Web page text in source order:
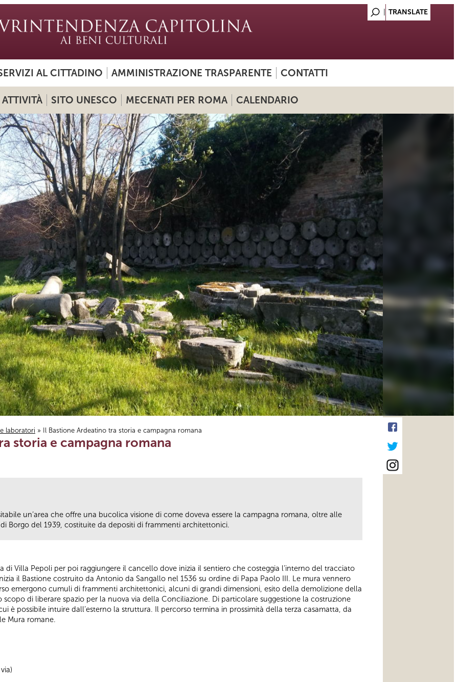
AL CITTADINO AMMINISTRAZIONE TRASPARENTE CONTATTI
ATTIVITÀ SITO UNESCO MECENATI PER ROMA CALENDARIO
laboratori » Il Bastione Ardeatino tra storia e campagna romana
storia e campagna romana
un’area che offre una bucolica visione di come doveva essere la campagna romana, oltre alle
Borgo del 1939, costituite da depositi di frammenti architettonici.
di Villa Pepoli per poi raggiungere il cancello dove inizia il sentiero che costeggia l’interno del tracciato
il Bastione costruito da Antonio da Sangallo nel 1536 su ordine di Papa Paolo III. Le mura vennero
emergono cumuli di frammenti architettonici, alcuni di grandi dimensioni, esito della demolizione della
di liberare spazio per la nuova via della Conciliazione. Di particolare suggestione la costruzione
è possibile intuire dall’esterno la struttura. Il percorso termina in prossimità della terza casamatta, da
Mura romane.